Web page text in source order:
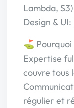
Lambda, S3)
Design &
⛳️
Expertise
couvre tous
régulier et